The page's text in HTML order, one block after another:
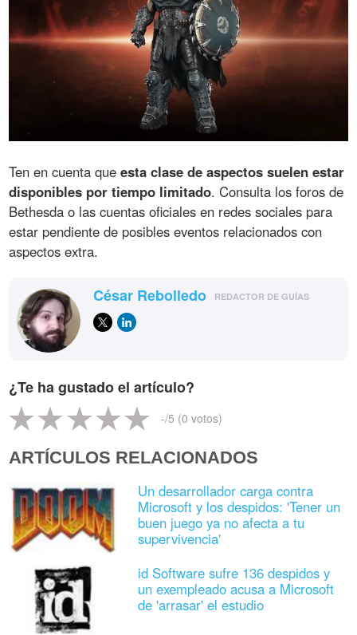
Ten en cuenta queesta clase de aspectos suelen estar
disponibles por tiempo limitado. Consulta los foros de
Bethesda o las cuentas oficiales en redes sociales para
estar pendiente de posibles eventos relacionados con
aspectos extra.
César Rebolledo REDACTOR DE GUÍAS
¿Te ha gustado el artículo?
-/5 (0 votos)
ARTÍCULOS RELACIONADOS
Un desarrollador carga contra
Microsoft y los despidos: 'Tener un
buen juego ya no afecta a tu
supervivencia'
id Software sufre 136 despidos y
un exempleado acusa a Microsoft
de 'arrasar' el estudio